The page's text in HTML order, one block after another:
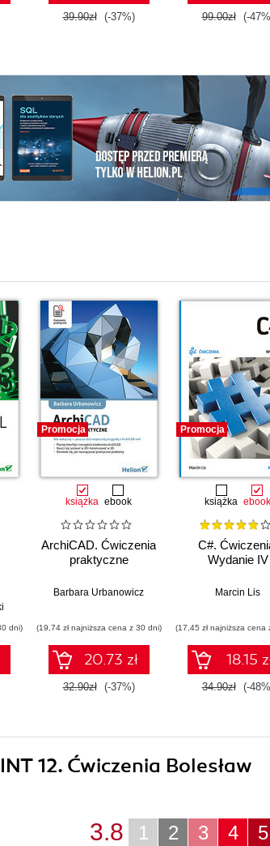
39.90zł (-37%) 99.00zł (-
dni)
Promocja
książka ebook
ArchiCAD. Ćwiczenia
praktyczne
Barbara Urbanowicz
(19,74 zł najniższa cena z 30 dni)
20.73 zł
32.90zł (-37%)
Promocja
książka ebook
C#.
Wydanie IV
Marcin Lis
(17,45 zł najniższa cena
18.15
34.90zł (-
12. Ćwiczenia Bolesław
5
4
3
2
1
3.8